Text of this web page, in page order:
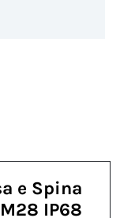
e Spina
IP68